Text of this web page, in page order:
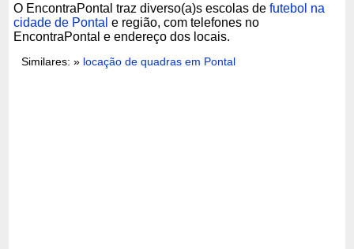
O EncontraPontal traz diverso(a)s escolas defutebol na
cidade de Pontal e região, com telefones no
EncontraPontal e endereço dos locais.
Similares: » locação de quadras em Pontal